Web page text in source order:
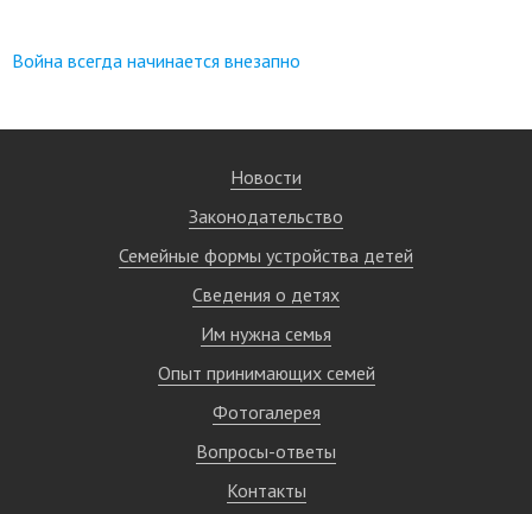
Война всегда начинается внезапно
Новости
Законодательство
Семейные формы устройства детей
Сведения о детях
Им нужна семья
Опыт принимающих семей
Фотогалерея
Вопросы-ответы
Контакты